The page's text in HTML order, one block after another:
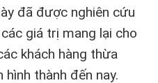
đã được nghiên cứu
giá trị mang lại cho
khách hàng thừa
thành đến nay.